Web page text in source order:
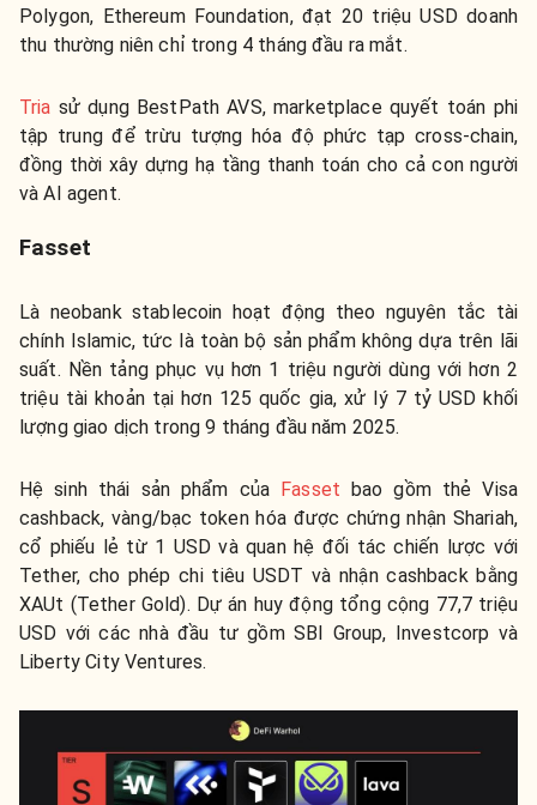
Polygon, Ethereum Foundation, đạt 20 triệu USD doanh
thu thường niên chỉ trong 4 tháng đầu ra mắt.
Tria sử dụng BestPath AVS, marketplace quyết toán phi
tập trung để trừu tượng hóa độ phức tạp cross-chain,
đồng thời xây dựng hạ tầng thanh toán cho cả con người
và AI agent.
Fasset
Là neobank stablecoin hoạt động theo nguyên tắc tài
chính Islamic, tức là toàn bộ sản phẩm không dựa trên lãi
suất. Nền tảng phục vụ hơn 1 triệu người dùng với hơn 2
triệu tài khoản tại hơn 125 quốc gia, xử lý 7 tỷ USD khối
lượng giao dịch trong 9 tháng đầu năm 2025.
Hệ sinh thái sản phẩm của Fasset bao gồm thẻ Visa
cashback, vàng/bạc token hóa được chứng nhận Shariah,
cổ phiếu lẻ từ 1 USD và quan hệ đối tác chiến lược với
Tether, cho phép chi tiêu USDT và nhận cashback bằng
XAUt (Tether Gold). Dự án huy động tổng cộng 77,7 triệu
USD với các nhà đầu tư gồm SBI Group, Investcorp và
Liberty City Ventures.